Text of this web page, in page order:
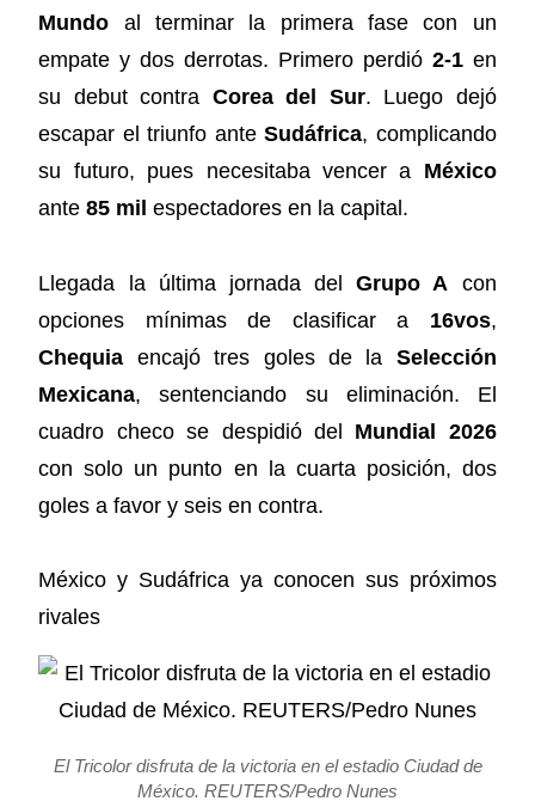
Mundo al terminar la primera fase con un
empate y dos derrotas. Primero perdió 2-1en
su debut contra Corea del Sur. Luego dejó
escapar el triunfo anteSudáfrica, complicando
su futuro, pues necesitaba vencer a México
ante85 mil espectadores en la capital.
Llegada la última jornada delGrupo A con
opciones mínimas de clasificar a 16vos,
Chequia encajó tres goles de la Selección
Mexicana, sentenciando su eliminación. El
cuadro checo se despidió del Mundial 2026
con solo un punto en la cuarta posición, dos
goles a favor y seis en contra.
México y Sudáfrica ya conocen sus próximos
rivales
El Tricolor disfruta de la victoria en el estadio Ciudad de
México. REUTERS/Pedro Nunes